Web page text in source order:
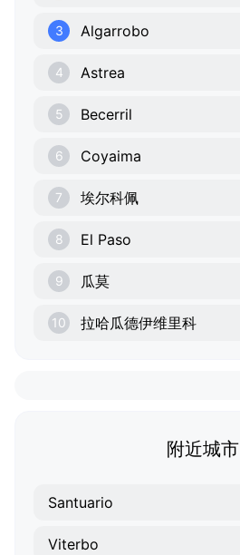
3 Algarrobo
4 Astrea
5 Becerril
6 Coyaima
7 埃尔科佩
8 El Paso
9 瓜莫
10 拉哈瓜德伊维里科
附近城市
Santuario
Viterbo